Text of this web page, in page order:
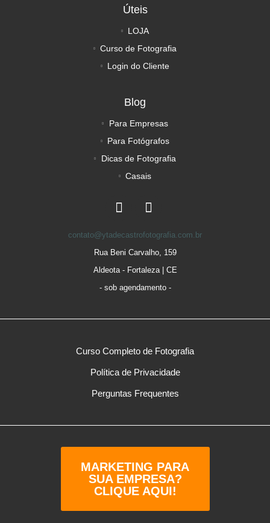
Úteis
LOJA
Curso de Fotografia
Login do Cliente
Blog
Para Empresas
Para Fotógrafos
Dicas de Fotografia
Casais
contato@ytadecastrofotografia.com.br
Rua Beni Carvalho, 159
Aldeota - Fortaleza | CE
- sob agendamento -
Curso Completo de Fotografia
Política de Privacidade
Perguntas Frequentes
MARKETING PARA
SUA EMPRESA?
CLIQUE AQUI!